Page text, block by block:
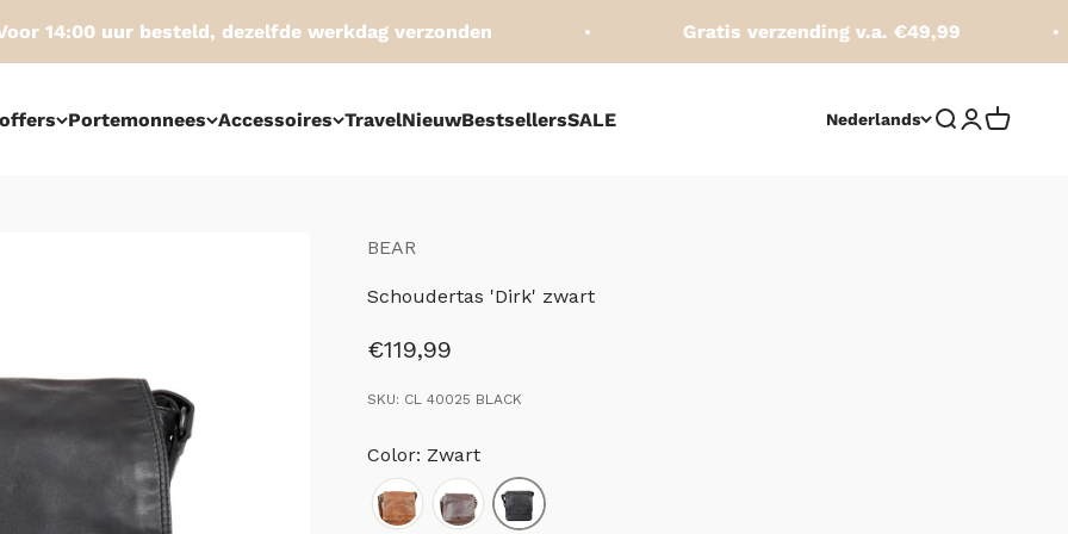
14:00 uur besteld, dezelfde werkdag verzonden Gratis verzending v.a. €49,99
Portemonnees Accessoires TravelNieuwBestsellersSALE Nederlands Zoeken
BEAR
Schoudertas 'Dirk' zwart
Aanbiedingsprijs
€119,99
SKU: CL 40025 BLACK
Color: Zwart